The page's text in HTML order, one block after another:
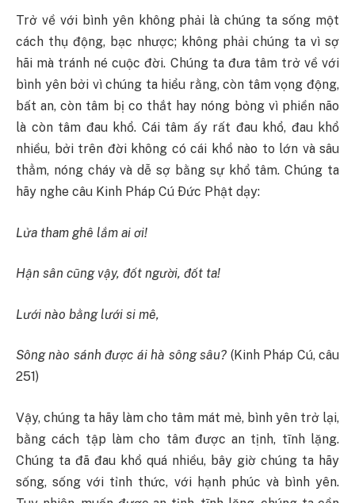
Trở về với bình yên không phải là chúng ta sống một
cách thụ động, bạc nhược; không phải chúng ta vì sợ
hãi mà tránh né cuộc đời. Chúng ta đưa tâm trở về với
bình yên bởi vì chúng ta hiểu rằng, còn tâm vọng động,
bất an, còn tâm bị co thắt hay nóng bỏng vì phiền não
là còn tâm đau khổ. Cái tâm ấy rất đau khổ, đau khổ
nhiều, bởi trên đời không có cái khổ nào to lớn và sâu
thẳm, nóng cháy và dễ sợ bằng sự khổ tâm. Chúng ta
hãy nghe câu Kinh Pháp Cú Ðức Phật dạy:
Lửa tham ghê lắm ai ơi!
Hận sân cũng vậy, đốt người, đốt ta!
Lưới nào bằng lưới si mê,
Sông nào sánh được ái hà sông sâu? (Kinh Pháp Cú, câu
251)
Vậy, chúng ta hãy làm cho tâm mát mẻ, bình yên trở lại,
bằng cách tập làm cho tâm được an tịnh, tĩnh lặng.
Chúng ta đã đau khổ quá nhiều, bây giờ chúng ta hãy
sống, sống với tỉnh thức, với hạnh phúc và bình yên.